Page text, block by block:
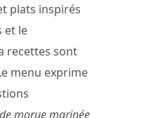
plats inspirés
et le
recettes sont
menu exprime
morue marinée